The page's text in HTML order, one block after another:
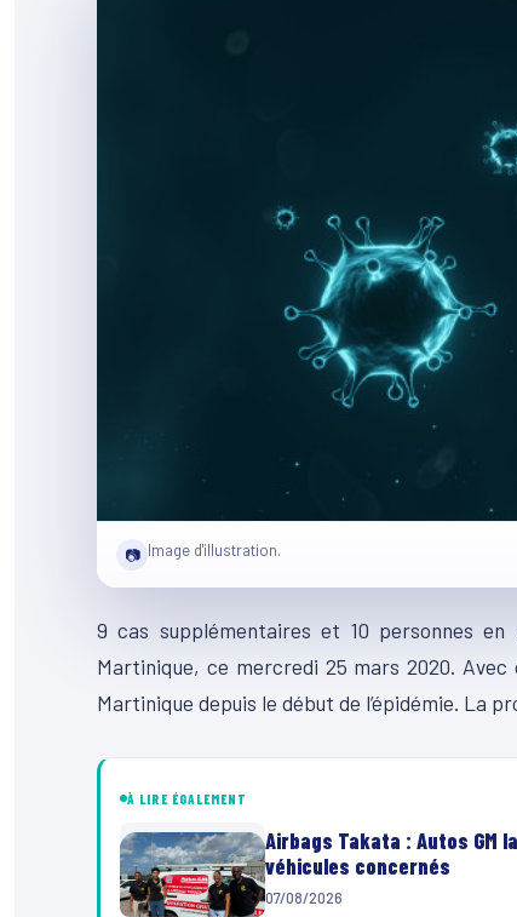
📷 Image d'illustration.
9 cas supplémentaires et 10 personnes
Martinique, ce mercredi 25 mars 2020.
Martinique depuis le début de l’épidémie. La
À LIRE ÉGALEMENT
Airbags Takata : Autos
véhicules concernés
07/08/2026